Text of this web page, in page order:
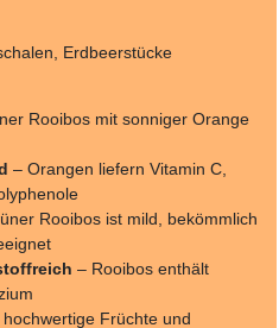
Erdbeerstücke
Rooibos mit sonniger Orange
– Orangen liefern Vitamin C,
Rooibos ist mild, bekömmlich
– Rooibos enthält
hochwertige Früchte und